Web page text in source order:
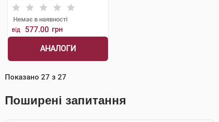
Немає в наявності
від 577.00 грн
АНАЛОГИ
Показано 27 з 27
Поширені запитання